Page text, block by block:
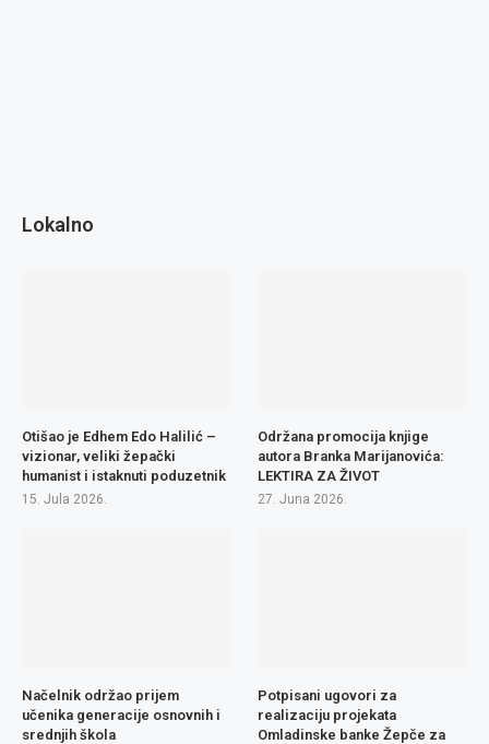
Lokalno
Otišao je Edhem Edo Halilić –
vizionar, veliki žepački
humanist i istaknuti poduzetnik
15. Jula 2026.
Održana promocija knjige
autora Branka Marijanovića:
LEKTIRA ZA ŽIVOT
27. Juna 2026.
Načelnik održao prijem
učenika generacije osnovnih i
srednjih škola
Potpisani ugovori za
realizaciju projekata
Omladinske banke Žepče za